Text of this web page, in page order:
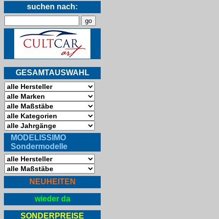
suchen nach:
GESAMTAUSWAHL
MODELISSIMO
Sondermodelle
NEUHEITEN
wieder da
SONDERPREISE